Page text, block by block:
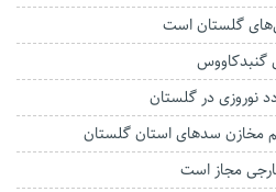
گلستان است
گنبدکاووس